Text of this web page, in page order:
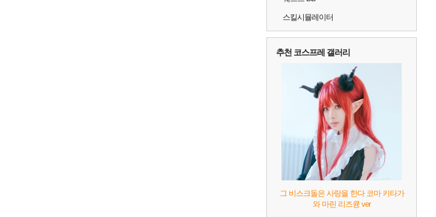
스킬시뮬레이터
추천 코스프레 갤러리
그 비스크돌은 사랑을 한다 코마 키타가
와 마린 리즈큥 ver